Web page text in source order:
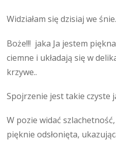
Widziałam się dzisiaj we śnie.
Boże!!! jaka Ja jestem
ciemne i układają się w
krzywe..
Spojrzenie jest takie czyste
W pozie widać
pięknie odsłonięta,